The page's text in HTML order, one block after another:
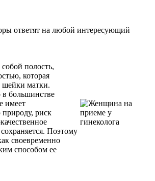
ответят на любой интересующий
полость,
которая
шейки матки.
в большинстве
имеет
природу, риск
Поэтому
своевременно
способом ее